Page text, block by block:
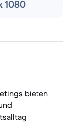
1080
bieten